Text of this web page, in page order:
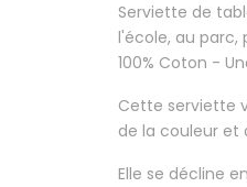
Serviette de
l'école, au parc,
100% Coton -
Cette serviette
de la couleur et
Elle se décline